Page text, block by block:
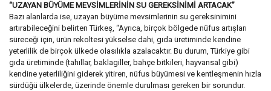
“UZAYAN BÜYÜME MEVSİMLERİNİN SU GEREKSİNİMİ ARTACAK”
Bazı alanlarda ise, uzayan büyüme mevsimlerinin su gereksinimini
artırabileceğini belirten Türkeş, “Ayrıca, birçok bölgede nüfus artışları
süreceği için, ürün rekoltesi yükselse dahi, gıda üretiminde kendine
yeterlilik de birçok ülkede olasılıkla azalacaktır. Bu durum, Türkiye gibi
gıda üretiminde (tahıllar, baklagiller, bahçe bitkileri, hayvansal gibi)
kendine yeterliliğini giderek yitiren, nüfus büyümesi ve kentleşmenin hızla
sürdüğü ülkelerde, üzerinde önemle durulması gereken bir sorundur.